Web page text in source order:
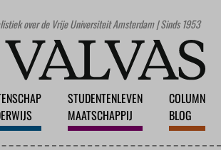
over de Vrije Universiteit Amsterdam | Sinds 1953
STUDENTENLEVEN
MAATSCHAPPIJ
COLUMN
BLOG